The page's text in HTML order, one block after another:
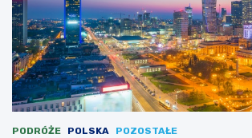
PODRÓŻE POLSKA POZOSTAŁE